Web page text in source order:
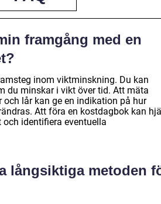
framgång med en
inom viktminskning. Du kan
du minskar i vikt över tid. Att mäta
lår kan ge en indikation på hur
Att föra en kostdagbok kan
identifiera eventuella
långsiktiga metoden